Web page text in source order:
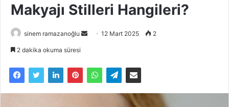
Makyajı Stilleri Hangileri?
sinem ramazanoğlu
Bir
göndermek
12 Mart 2025 2
2 dakika okuma süresi